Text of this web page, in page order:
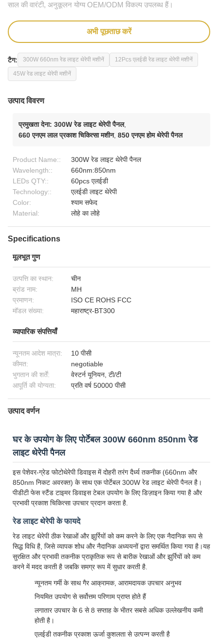
साल की वारंटी, अनुकूलन योग्य OEM/ODM विकल्प उपलब्ध हैं।
अभी पूछताछ करें
टैग: 300W 660nm रेड लाइट थेरेपी मशीनें 12Pcs एलईडी रेड लाइट थेरेपी मशीनें
45W रेड लाइट थेरेपी मशीनें
उत्पाद विवरण
प्रमुखता देना: 300W रेड लाइट थेरेपी पैनल,
660 एनएम लाल प्रकाश चिकित्सा मशीन, 850 एनएम होम थेरेपी पैनल
Product Name::
300W रेड लाइट थेरेपी पैनल
Wavelength::
660nm:850nm
LEDs QTY::
60pcs एलईडी
Technology::
एलईडी लाइट थेरेपी
Color:
श्याम सफेद
Material:
लोहे का लोहे
Specifications
मूलभूत गुण
उत्पत्ति का स्थान:
चीन
ब्रांड नाम:
MH
प्रमाणन:
ISO CE ROHS FCC
मॉडल संख्या:
महाराष्ट्र-BT300
व्यापारिक संपत्तियाँ
न्यूनतम आदेश मात्रा:
10 पीसी
कीमत:
negotiable
भुगतान की शर्तें:
वेस्टर्न यूनियन, टी/टी
आपूर्ति की योग्यता:
प्रति वर्ष 50000 पीसी
उत्पाद वर्णन
घर के उपयोग के लिए पोर्टेबल 300W 660nm 850nm रेड
लाइट थेरेपी पैनल
इस पेशेवर-ग्रेड फोटोथेरेपी डिवाइस में दोहरी तरंग दैर्ध्य तकनीक (660nm और
850nm निकट अवरक्त) के साथ एक पोर्टेबल 300W रेड लाइट थेरेपी पैनल है।
पीडीटी फेस स्टैंड टाइमर डिवाइस टेबल उपयोग के लिए डिज़ाइन किया गया है और
प्रभावी प्रकाश चिकित्सा उपचार प्रदान करता है.
रेड लाइट थेरेपी के फायदे
रेड लाइट थेरेपी ठीक रेखाओं और झुर्रियों को कम करने के लिए एक नैदानिक रूप से
सिद्ध विधि है, जिसे व्यापक शोध और नैदानिक अध्ययनों द्वारा समर्थित किया गया है।यह
सुरक्षित और प्रभावी तकनीक प्राकृतिक रूप से बारीक रेखाओं और झुर्रियों को कम
करने में मदद करती है जबकि समग्र रूप में सुधार करती है.
न्यूनतम गर्मी के साथ गैर आक्रामक, आरामदायक उपचार अनुभव
नियमित उपयोग से सर्वोत्तम परिणाम प्राप्त होते हैं
लगातार उपचार के 6 से 8 सप्ताह के भीतर सबसे अधिक उल्लेखनीय कमी
होती है।
एलईडी तकनीक प्रकाश ऊर्जा कुशलता से उत्पन्न करती है